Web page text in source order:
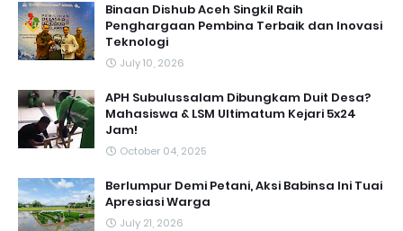
Binaan Dishub Aceh Singkil Raih
Penghargaan Pembina Terbaik dan Inovasi
Teknologi
July 10, 2026
APH Subulussalam Dibungkam Duit Desa?
Mahasiswa & LSM Ultimatum Kejari 5x24
Jam!
October 04, 2025
Berlumpur Demi Petani, Aksi Babinsa Ini Tuai
Apresiasi Warga
July 21, 2026